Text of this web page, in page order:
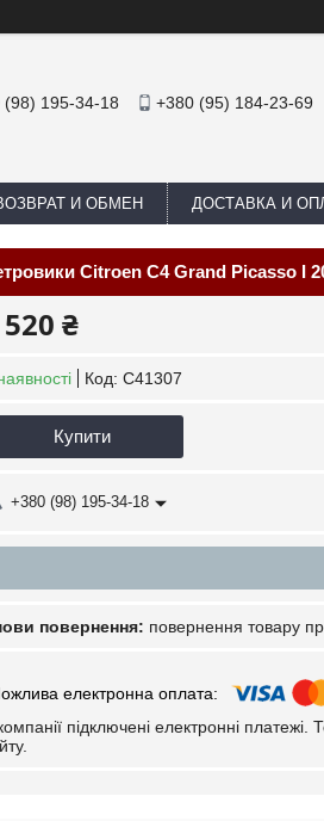
(98) 195-34-18 +380 (95) 184-23-69
И ОБМЕН ДОСТАВКА И
Citroen C4 Grand Picasso I
₴
Код: C41307
Купити
+380 (98) 195-34-18
повернення товару
підключені електронні